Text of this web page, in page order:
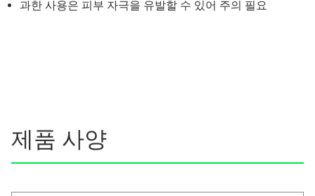
과한 사용은 피부 자극을 유발할 수 있어 주의 필요
제품 사양